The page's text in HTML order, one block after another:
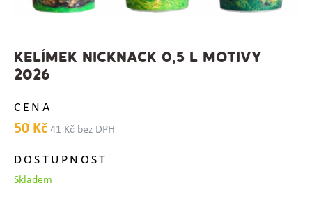
KELÍMEK NICKNACK 0,5 L MOTIVY
2026
CENA
50 Kč 41 Kč bez DPH
DOSTUPNOST
Skladem